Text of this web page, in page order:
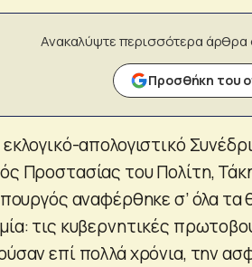
Ανακαλύψτε περισσότερα
Προσθήκη του
εκλογικό-απολογιστικό
Προστασίας του Πολίτη,
αναφέρθηκε σ’ όλα
τις κυβερνητικές
επί πολλά χρόνια, την